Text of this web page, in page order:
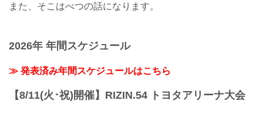
また、そこはべつの話になります。
2026年 年間スケジュール
≫ 発表済み年間スケジュールはこちら
【8/11(火･祝)開催】RIZIN.54 トヨタアリーナ大会